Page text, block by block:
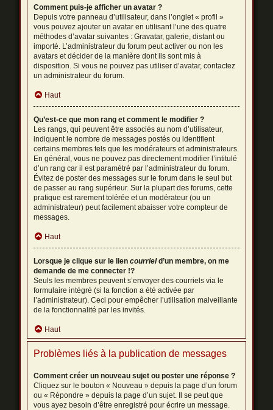
Comment puis-je afficher un avatar ?
Depuis votre panneau d’utilisateur, dans l’onglet « profil »
vous pouvez ajouter un avatar en utilisant l’une des quatre
méthodes d’avatar suivantes : Gravatar, galerie, distant ou
importé. L’administrateur du forum peut activer ou non les
avatars et décider de la manière dont ils sont mis à
disposition. Si vous ne pouvez pas utiliser d’avatar, contactez
un administrateur du forum.
Haut
Qu’est-ce que mon rang et comment le modifier ?
Les rangs, qui peuvent être associés au nom d’utilisateur,
indiquent le nombre de messages postés ou identifient
certains membres tels que les modérateurs et administrateurs.
En général, vous ne pouvez pas directement modifier l’intitulé
d’un rang car il est paramétré par l’administrateur du forum.
Évitez de poster des messages sur le forum dans le seul but
de passer au rang supérieur. Sur la plupart des forums, cette
pratique est rarement tolérée et un modérateur (ou un
administrateur) peut facilement abaisser votre compteur de
messages.
Haut
Lorsque je clique sur le liencourrield’un membre, on me
demande de me connecter !?
Seuls les membres peuvent s’envoyer des courriels via le
formulaire intégré (si la fonction a été activée par
l’administrateur). Ceci pour empêcher l’utilisation malveillante
de la fonctionnalité par les invités.
Haut
Problèmes liés à la publication de messages
Comment créer un nouveau sujet ou poster une réponse ?
Cliquez sur le bouton « Nouveau » depuis la page d’un forum
ou « Répondre » depuis la page d’un sujet. Il se peut que
vous ayez besoin d’être enregistré pour écrire un message.